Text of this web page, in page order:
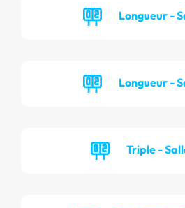
Longueur -
Longueur -
Triple -